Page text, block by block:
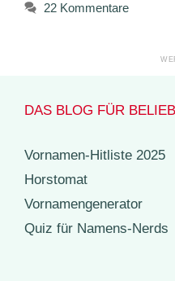
22 Kommentare
DAS BLOG FÜR
Vornamen-Hitliste 2025
Horstomat
Vornamengenerator
Quiz für Namens-Nerds